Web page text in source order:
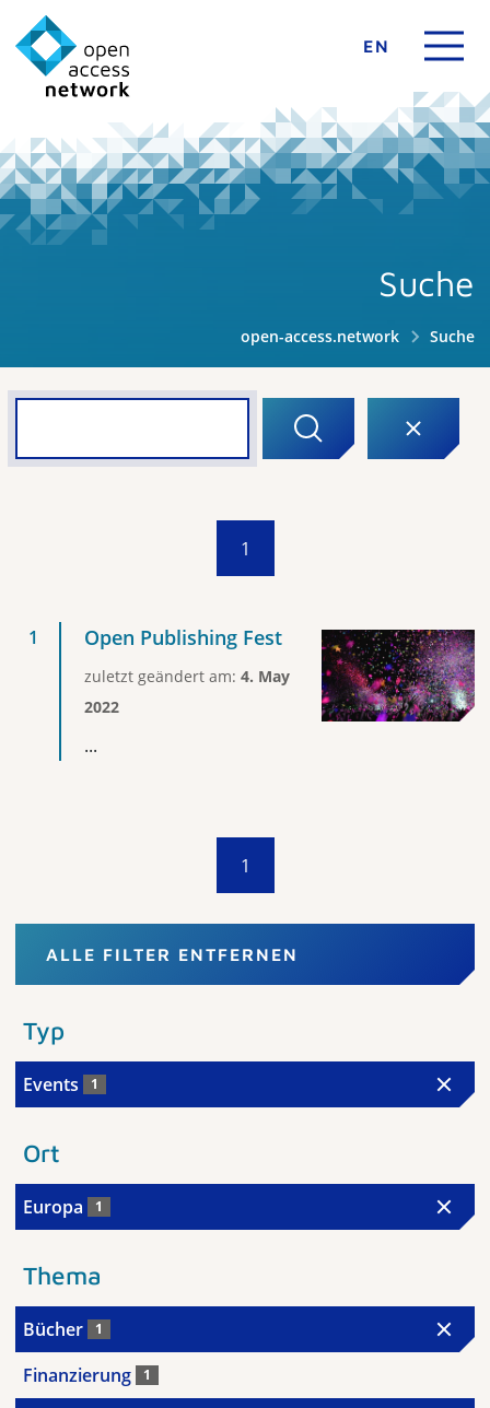
EN
Suche
open-access.network Suche
1
Open Publishing Fest
zuletzt geändert am: 4. May
2022
...
1
ALLE FILTER ENTFERNEN
Typ
Events 1
Ort
Europa 1
Thema
Bücher 1
Finanzierung 1